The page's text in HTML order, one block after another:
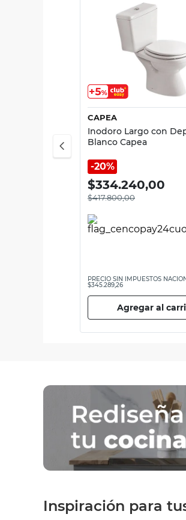
Vista rápida
CAPEA
Inodoro Largo con
Blanco Capea
20%
$334.240,00
$417.800,00
PRECIO SIN IMPUESTOS
$345.289,26
Agregar al
Inspiración para